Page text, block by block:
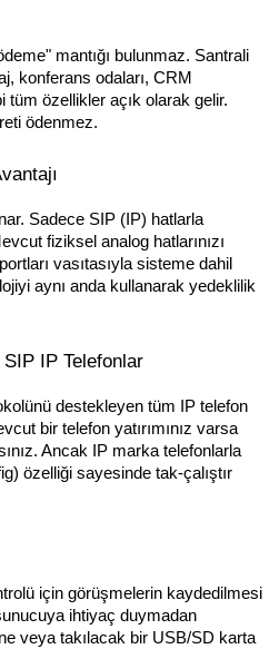
mantığı bulunmaz. Santrali
konferans odaları, CRM
özellikler açık olarak gelir.
ödenmez.
Sadece SIP (IP) hatlarla
fiziksel analog hatlarınızı
vasıtasıyla sisteme dahil
aynı anda kullanarak yedeklilik
IP Telefonlar
destekleyen tüm IP telefon
bir telefon yatırımınız varsa
Ancak IP marka telefonlarla
özelliği sayesinde tak-çalıştır
için görüşmelerin kaydedilmesi
ihtiyaç duymadan
veya takılacak bir USB/SD karta